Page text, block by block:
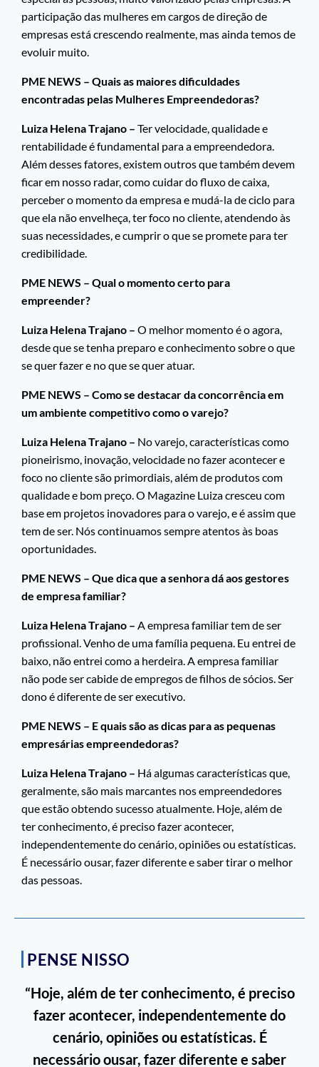
participação das mulheres em cargos de direção de
empresas está crescendo realmente, mas ainda temos de
evoluir muito.
PME NEWS – Quais as maiores dificuldades
encontradas pelas Mulheres Empreendedoras?
Luiza Helena Trajano – Ter velocidade, qualidade e
rentabilidade é fundamental para a empreendedora.
Além desses fatores, existem outros que também devem
ficar em nosso radar, como cuidar do fluxo de caixa,
perceber o momento da empresa e mudá-la de ciclo para
que ela não envelheça, ter foco no cliente, atendendo às
suas necessidades, e cumprir o que se promete para ter
credibilidade.
PME NEWS – Qual o momento certo para
empreender?
Luiza Helena Trajano – O melhor momento é o agora,
desde que se tenha preparo e conhecimento sobre o que
se quer fazer e no que se quer atuar.
PME NEWS – Como se destacar da concorrência em
um ambiente competitivo como o varejo?
Luiza Helena Trajano – No varejo, características como
pioneirismo, inovação, velocidade no fazer acontecer e
foco no cliente são primordiais, além de produtos com
qualidade e bom preço. O Magazine Luiza cresceu com
base em projetos inovadores para o varejo, e é assim que
tem de ser. Nós continuamos sempre atentos às boas
oportunidades.
PME NEWS – Que dica que a senhora dá aos gestores
de empresa familiar?
Luiza Helena Trajano – A empresa familiar tem de ser
profissional. Venho de uma família pequena. Eu entrei de
baixo, não entrei como a herdeira. A empresa familiar
não pode ser cabide de empregos de filhos de sócios. Ser
dono é diferente de ser executivo.
PME NEWS – E quais são as dicas para as pequenas
empresárias empreendedoras?
Luiza Helena Trajano – Há algumas características que,
geralmente, são mais marcantes nos empreendedores
que estão obtendo sucesso atualmente. Hoje, além de
ter conhecimento, é preciso fazer acontecer,
independentemente do cenário, opiniões ou estatísticas.
É necessário ousar, fazer diferente e saber tirar o melhor
das pessoas.
PENSE NISSO
“Hoje, além de ter conhecimento, é preciso
fazer acontecer, independentemente do
cenário, opiniões ou estatísticas. É
necessário ousar, fazer diferente e saber